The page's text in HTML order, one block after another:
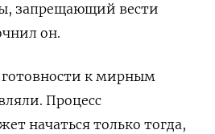
запрещающий вести
он.
к мирным
Процесс
начаться только тогда,